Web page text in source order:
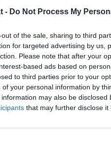
- Do Not Process My
of the sale, sharing to third
for targeted advertising by us,
Please note that after your
based ads based on
to third parties prior to your
your personal information by
may also be
that may further disclose it
und die
darauf verteilen.
Teig streichen.
und den Kuchen
In der
Dazu
dem
und den